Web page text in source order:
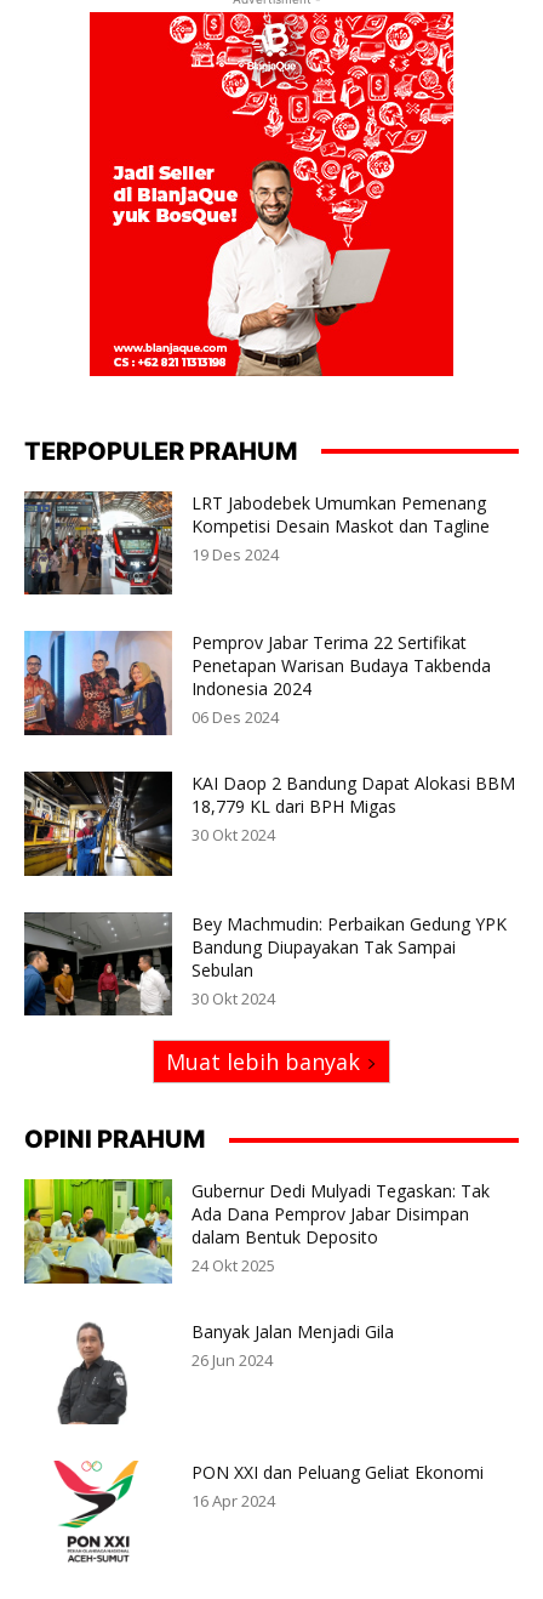
TERPOPULER PRAHUM
LRT Jabodebek Umumkan Pemenang
Kompetisi Desain Maskot dan Tagline
19 Des 2024
Pemprov Jabar Terima 22 Sertifikat
Penetapan Warisan Budaya Takbenda
Indonesia 2024
06 Des 2024
KAI Daop 2 Bandung Dapat Alokasi BBM
18,779 KL dari BPH Migas
30 Okt 2024
Bey Machmudin: Perbaikan Gedung YPK
Bandung Diupayakan Tak Sampai
Sebulan
30 Okt 2024
Muat lebih banyak
OPINI PRAHUM
Gubernur Dedi Mulyadi Tegaskan: Tak
Ada Dana Pemprov Jabar Disimpan
dalam Bentuk Deposito
24 Okt 2025
Banyak Jalan Menjadi Gila
26 Jun 2024
PON XXI dan Peluang Geliat Ekonomi
16 Apr 2024